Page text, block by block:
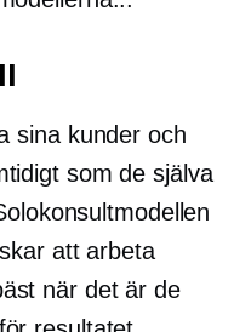
sina kunder och
som de själva
att arbeta
när det är de